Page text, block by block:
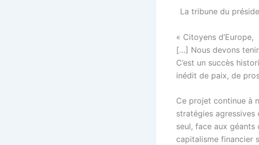
La tribune du
« Citoyens d’Europe,
[…] Nous devons tenir
C’est un succès
inédit de paix, de
Ce projet continue à
stratégies agressives
seul, face aux géants
capitalisme financier